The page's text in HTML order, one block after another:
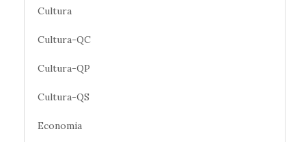
Cultura
Cultura-QC
Cultura-QP
Cultura-QS
Economia